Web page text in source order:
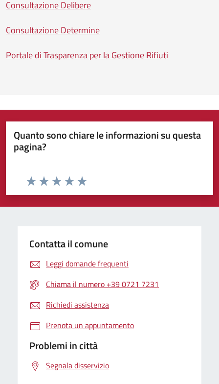
Consultazione Delibere
Consultazione Determine
Portale di Trasparenza per la Gestione Rifiuti
Quanto sono chiare le informazioni su questa
pagina?
Valuta da 1 a 5 stelle la pagina
Valuta 5 stelle su 5
Valuta 4 stelle su 5
Valuta 3 stelle su 5
Valuta 2 stelle su 5
Valuta 1 stelle su 5
Contatta il comune
Leggi domande frequenti
Chiama il numero +39 0721 7231
Richiedi assistenza
Prenota un appuntamento
Problemi in città
Segnala disservizio